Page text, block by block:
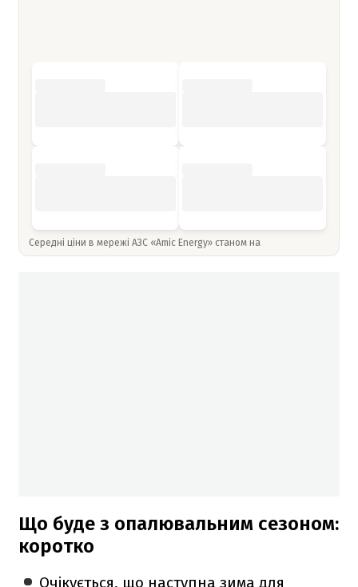
Середні ціни в мережі АЗС «Amic Energy» станом на
Що буде з опалювальним сезоном:
коротко
Очікується, що наступна зима для